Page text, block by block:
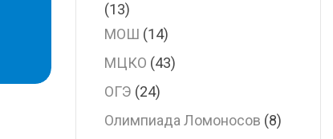
(13)
МОШ (14)
МЦКО (43)
ОГЭ (24)
Олимпиада Ломоносов (8)